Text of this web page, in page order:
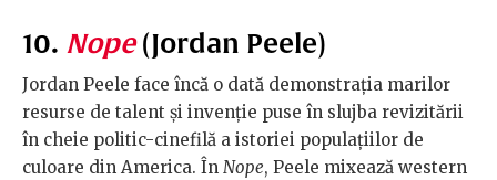
10. Nope (Jordan Peele)
Jordan Peele face încă o dată demonstrația marilor
resurse de talent și invenție puse în slujba revizitării
în cheie politic-cinefilă a istoriei populațiilor de
culoare din America. În Nope, Peele mixează western